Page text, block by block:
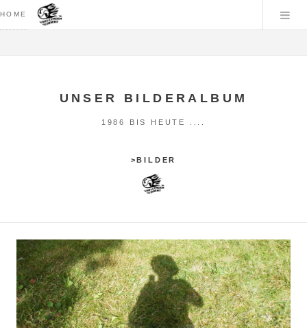
HOME
UNSER BILDERALBUM
1986 BIS HEUTE ....
>BILDER